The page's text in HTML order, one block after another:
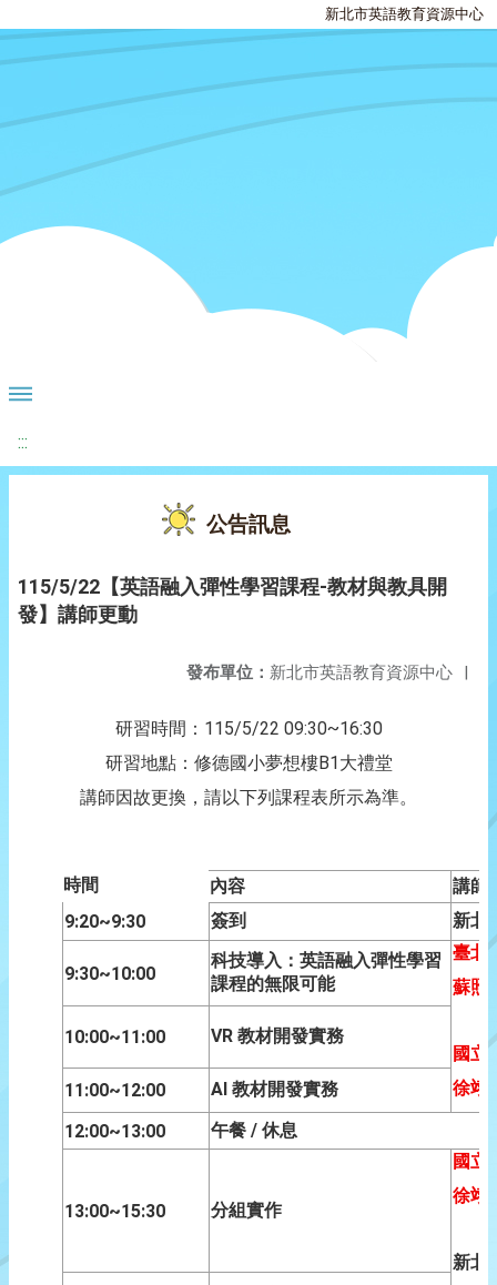
新北市英語教育資源中心
:::
公告訊息
115/5/22【英語融入彈性學習課程-教材與教具開
發】講師更動
發布單位： 新北市英語教育資源中心 |
研習時間： 115/5/22 09:30~16:30
研習地點：修德國小夢想樓B1大禮堂
講師因故更換，請以下列課程表所示為準。
時間 內容 講師
9:20~9:30 簽到 新北
9:30~10:00
科技導入：英語融入彈性學習
課程的無限可能
臺北
蘇照
國立
徐翊
10:00~11:00 VR 教材開發實務
11:00~12:00 AI 教材開發實務
12:00~13:00 午餐 / 休息
13:00~15:30 分組實作
國立
徐翊
新北